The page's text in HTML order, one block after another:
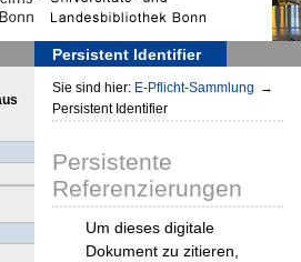
Persistent Identifier
Sie sind hier: E-Pflicht-Sammlung →
Persistent Identifier
Persistente
Referenzierungen
Um dieses digitale
Dokument zu zitieren,